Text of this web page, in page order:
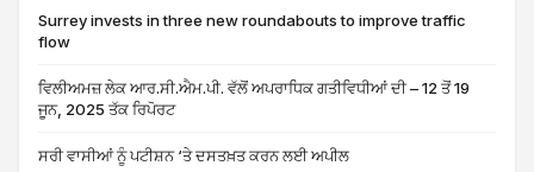
Surrey invests in three new roundabouts to improve traffic
flow
ਵਿਲੀਅਮਜ਼ ਲੇਕ ਆਰ.ਸੀ.ਐਮ.ਪੀ. ਵੱਲੋਂ ਅਪਰਾਧਿਕ ਗਤੀਵਿਧੀਆਂ ਦੀ – 12 ਤੋਂ 19
ਜੂਨ, 2025 ਤੱਕ ਰਿਪੋਰਟ
ਸਰੀ ਵਾਸੀਆਂ ਨੂੰ ਪਟੀਸ਼ਨ ‘ਤੇ ਦਸਤਖ਼ਤ ਕਰਨ ਲਈ ਅਪੀਲ